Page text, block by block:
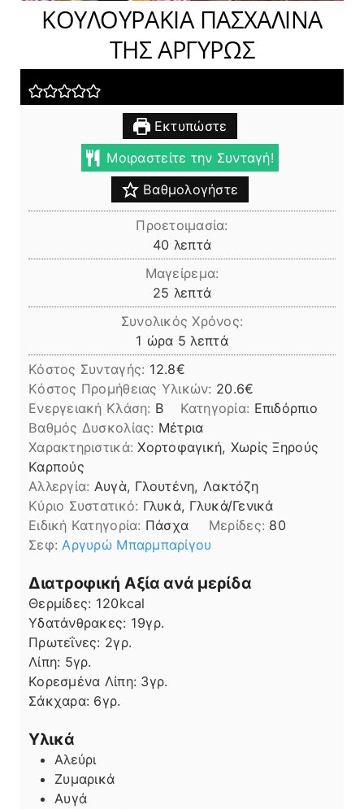
ΚΟΥΛΟΥΡΑΚΙΑ ΠΑΣΧΑΛΙΝΑ
ΤΗΣ ΑΡΓΥΡΩΣ
Εκτυπώστε
Μοιραστείτε την Συνταγή!
Βαθμολογήστε
Προετοιμασία:
40 λεπτά
λεπτά
Μαγείρεμα:
25 λεπτά
λεπτά
Συνολικός Χρόνος:
1 ώρα
ώρα 5 λεπτά
λεπτά
Κόστος Συνταγής: 12.8€
Kόστος Προμήθειας Υλικών: 20.6
Ενεργειακή Κλάση: B Κατηγορία: Επιδόρπιο
Βαθμός Δυσκολίας: Μέτρια
Χαρακτηριστικά:Χορτοφαγική, Χωρίς Ξηρούς
Καρπούς
Αλλεργία: Αυγὰ, Γλουτένη, Λακτόζη
Kύριο Συστατικό: Γλυκά, Γλυκά/Γενικά
Ειδική Κατηγορία: Πάσχα Μερίδες: 80
Σεφ: Aργυρώ Μπαρμπαρίγου
Διατροφική Αξία ανά μερίδα
Θερμίδες: 120kcal
Υδατάνθρακες: 19γρ.
Πρωτεΐνες: 2γρ.
Λίπη
Λίπη: 5γρ.
Κορεσμένα Λίπη: 3γρ.
Σάκχαρα: 6γρ.
Υλικά
Αλεύρι
Ζυμαρικά
Αυγά